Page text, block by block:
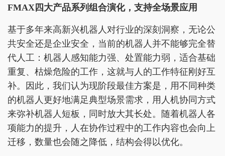
FMAX四大产品系列组合演化，支持全场景应用
基于多年来高新兴机器人对行业的深刻洞察，无论公
共安全还是企业安全，当前的机器人并不能够完全替
代人工：机器人感知能力强、处置能力弱，适合基础
重复、枯燥危险的工作，这就与人的工作特征刚好互
补。因此，我们认为现阶段最佳方案是，用不同种类
的机器人更好地满足典型场景需求，用人机协同方式
来弥补机器人短板，同时放大其长处。随着机器人各
项能力的提升，人在协作过程中的工作内容也会向上
迁移，数量也会随之降低，结构会得以优化。